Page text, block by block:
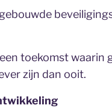
toekomst
zijn dan ooit.